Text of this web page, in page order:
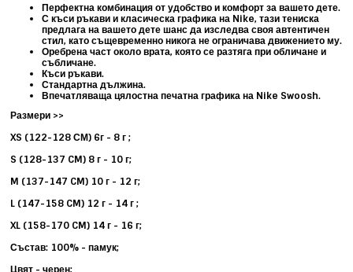
Перфектна комбинация от удобство и комфорт за вашето дете.
С къси ръкави и класическа графика на Nike, тази тениска
предлага на вашето дете шанс да изследва своя автентичен
стил, като същевременно никога не ограничава движението му.
Оребрена част около врата, която се разтяга при обличане и
събличане.
Къси ръкави.
Стандартна дължина.
Впечатляваща цялостна печатна графика на Nike Swoosh.
Размери >>
XS (122-128 СМ) 6г - 8 г ;
S (128-137 CM) 8 г - 10 г;
M (137-147 CM) 10 г - 12 г;
L (147-158 CM) 12 г - 14 г ;
XL (158-170 CM) 14 г - 16 г;
Състав: 100% - памук;